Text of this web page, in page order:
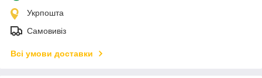
Укрпошта
Самовивіз
Всі умови доставки